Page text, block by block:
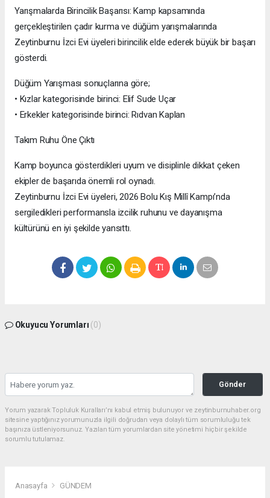
Yarışmalarda Birincilik Başarısı: Kamp kapsamında
gerçekleştirilen çadır kurma ve düğüm yarışmalarında
Zeytinburnu İzci Evi üyeleri birincilik elde ederek büyük bir başarı
gösterdi.
Düğüm Yarışması sonuçlarına göre;
• Kızlar kategorisinde birinci: Elif Sude Uçar
• Erkekler kategorisinde birinci: Rıdvan Kaplan
Takım Ruhu Öne Çıktı
Kamp boyunca gösterdikleri uyum ve disiplinle dikkat çeken
ekipler de başarıda önemli rol oynadı.
Zeytinburnu İzci Evi üyeleri, 2026 Bolu Kış Millî Kampı’nda
sergiledikleri performansla izcilik ruhunu ve dayanışma
kültürünü en iyi şekilde yansıttı.
Okuyucu Yorumları (0)
Gönder
Yorum yazarak Topluluk Kuralları’nı kabul etmiş bulunuyor ve zeytinburnuhaber.org
sitesine yaptığınız yorumunuzla ilgili doğrudan veya dolaylı tüm sorumluluğu tek
başınıza üstleniyorsunuz. Yazılan tüm yorumlardan site yönetimi hiçbir şekilde
sorumlu tutulamaz.
Anasayfa GÜNDEM